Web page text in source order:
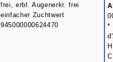
frei, erbl. Augenerkr. frei
einfacher Zuchtwert
945000000624470
*